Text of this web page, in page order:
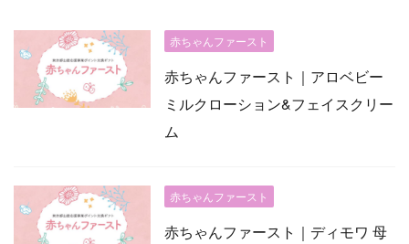
赤ちゃんファースト
赤ちゃんファースト｜アロベビー
ミルクローション&フェイスクリー
ム
赤ちゃんファースト
赤ちゃんファースト｜ディモワ 母